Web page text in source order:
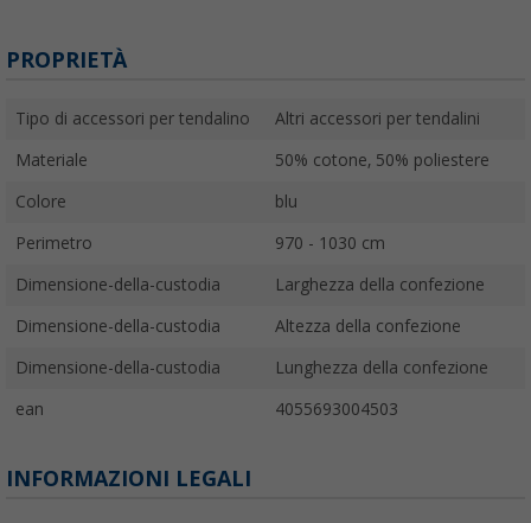
PROPRIETÀ
Tipo di accessori per tendalino Altri accessori per tendalini
Materiale 50% cotone, 50% poliestere
Colore blu
Perimetro 970 - 1030 cm
Dimensione-della-custodia Larghezza della confezione
Dimensione-della-custodia Altezza della confezione
Dimensione-della-custodia Lunghezza della confezione
ean 4055693004503
INFORMAZIONI LEGALI